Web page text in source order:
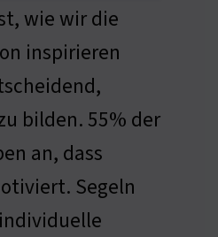
wie wir die
inspirieren
bilden. 55% der
an, dass
Segeln